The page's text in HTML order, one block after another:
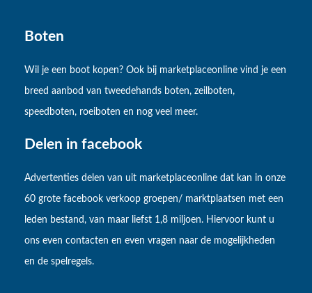
Boten
Wil je een boot kopen? Ook bij marketplaceonline vind je een
breed aanbod van tweedehands boten, zeilboten,
speedboten, roeiboten en nog veel meer.
Delen in facebook
Advertenties delen van uit marketplaceonline dat kan in onze
60 grote facebook verkoop groepen/ marktplaatsen met een
leden bestand, van maar liefst 1,8 miljoen. Hiervoor kunt u
ons even contacten en even vragen naar de mogelijkheden
en de spelregels.